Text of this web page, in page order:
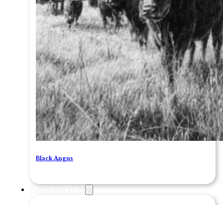
Black Angus
ALIMENTOS